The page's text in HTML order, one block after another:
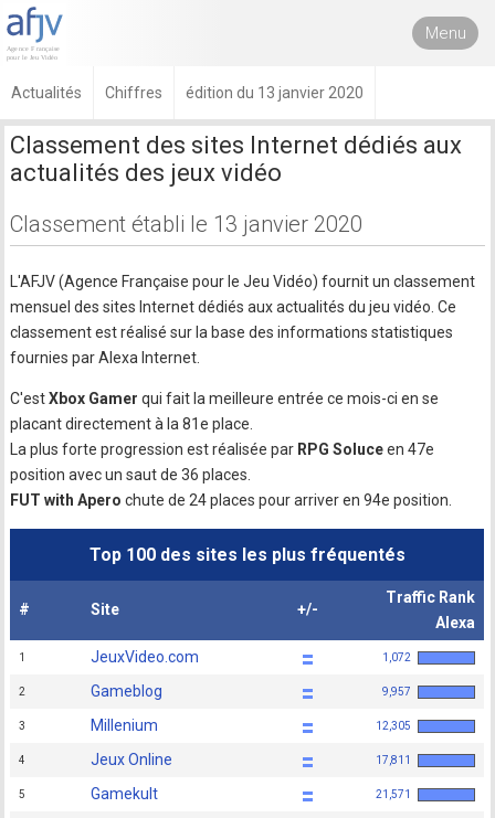
Menu
Actualités Chiffres édition du 13 janvier 2020
Classement des sites Internet dédiés aux
actualités des jeux vidéo
Classement établi le 13 janvier 2020
L'AFJV (Agence Française pour le Jeu Vidéo) fournit un classement
mensuel des sites Internet dédiés aux actualités du jeu vidéo. Ce
classement est réalisé sur la base des informations statistiques
fournies par Alexa Internet.
C'estXbox Gamer qui fait la meilleure entrée ce mois-ci en se
placant directement à la 81e place.
La plus forte progression est réalisée par RPG Soluceen 47e
position avec un saut de 36 places.
FUT with Aperochute de 24 places pour arriver en 94e position.
Top 100 des sites les plus fréquentés
# Site +/-
Traffic Rank
Alexa
1 JeuxVideo.com 1,072
2 Gameblog 9,957
3 Millenium 12,305
4 Jeux Online 17,811
5 Gamekult 21,571